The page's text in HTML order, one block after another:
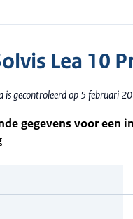
Lea 10
is gecontroleerd op 5 februari
gegevens voor een